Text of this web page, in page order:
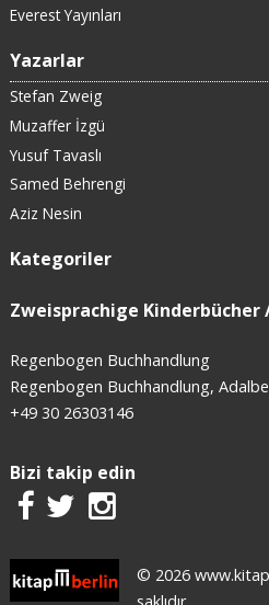
Everest Yayınları
Yazarlar
Stefan Zweig
Muzaffer İzgü
Yusuf Tavaslı
Samed Behrengi
Aziz Nesin
Kategoriler
Zweisprachige Kinderbücher
Regenbogen Buchhandlung
Regenbogen Buchhandlung,
+49 30 26303146
Bizi takip edin
© 2026